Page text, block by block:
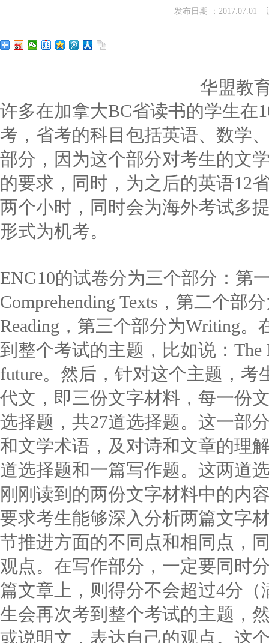
发布日期 ：2017.07.01
华盟教
许多在加拿大BC省读书的学生在
考，省考的科目包括英语、数学
部分，因为这个部分对考生的文
的要求，同时，为之后的英语12
两个小时，同时会为海外考试多
形式为机考。
ENG10的试卷分为三个部分：第
Comprehending Texts，第二个部
Reading，第三个部分为Writing
到整个考试的主题，比如说：The
future。然后，针对这个主题，
代文，即三份文字材料，每一份
选择题，共27道选择题。这一部
和文学术语，及对诗和文章的理
道选择题和一篇写作题。这两道
刚刚读到的两份文字材料中的内
要求考生能够深入分析两篇文字
节推进方面的不同点和相同点，
观点。在写作部分，一定要同时
篇文章上，则得分不会超过4分
生会再次考到整个考试的主题，
或说明文，表达自己的观点。这